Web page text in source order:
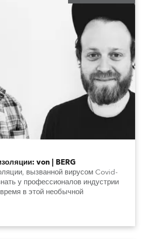
von | BERG
вызванной вирусом Covid-
у профессионалов индустрии
в этой необычной